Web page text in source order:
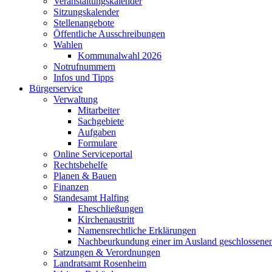
Sitzungskalender
Stellenangebote
Öffentliche Ausschreibungen
Wahlen
Kommunalwahl 2026
Notrufnummern
Infos und Tipps
Bürgerservice
Verwaltung
Mitarbeiter
Sachgebiete
Aufgaben
Formulare
Online Serviceportal
Rechtsbehelfe
Planen & Bauen
Finanzen
Standesamt Halfing
Eheschließungen
Kirchenaustritt
Namensrechtliche Erklärungen
Nachbeurkundung einer im Ausland
Satzungen & Verordnungen
Landratsamt Rosenheim